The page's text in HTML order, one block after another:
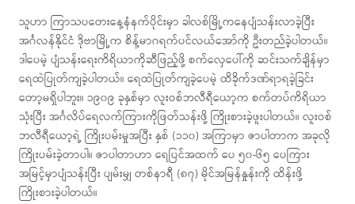
သူဟာ ကြာသပတေးနေ့နံနက်ပိုင်းမှာ ခါလစ်မြို့ကနေပျံသန်းလာခဲ့ပြီး
အင်္ဂလန်နိုင်ငံ ဒိုဗာမြို့က စိန့်မာဂရက်ပင်လယ်အော်ကို ဦးတည်ခဲ့ပါတယ်။
ဒါပေမဲ့ ပျံသန်းရေးကိရိယာကိုဆီဖြည့်ဖို့ စက်လှေပေါ်ကို ဆင်းသက်ချိန်မှာ
ရေထဲပြုတ်ကျခဲ့ပါတယ်။ ရေထဲပြုတ်ကျခဲ့ပေမဲ့ ထိခိုက်ဒဏ်ရာရခဲ့ခြင်း
တော့မရှိပါဘူး။ ၁၉၀၉ ခုနှစ်မှာ လူးဝစ်ဘလီရီယော့က စက်တပ်ကိရိယာ
သုံးပြီး အင်္ဂလိပ်ရေလက်ကြားကိုဖြတ်သန်းဖို့ ကြိုးစားခဲ့ဖူးပါတယ်။ လူးဝစ်
ဘလီရီယော့ရဲ့ ကြိုးပမ်းမှုအပြီး နှစ် (၁၁၀) အကြာမှာ ဇာပါတာက အခုလို
ကြိုးပမ်းခဲ့တာပါ။ ဇာပါတာဟာ ရေပြင်အထက် ပေ ၅၀-၆၅ ပေကြား
အမြင့်မှာပျံသန်းပြီး ပျမ်းမျှ တစ်နာရီ (၈၇) မိုင်အမြန်နှုန်းကို ထိန်းဖို့
ကြိုးစားခဲ့ပါတယ်။